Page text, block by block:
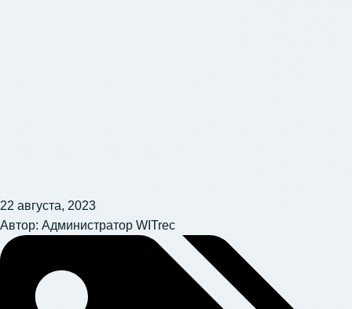
22 августа, 2023
Автор: Администратор WITrec